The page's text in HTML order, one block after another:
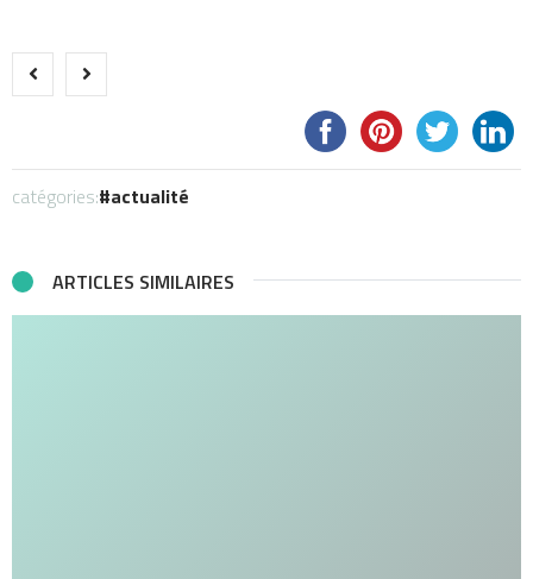
catégories: actualité
ARTICLES SIMILAIRES